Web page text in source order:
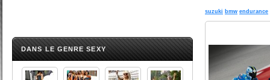
DANS LE GENRE SEXY
suzuki bmw endurance